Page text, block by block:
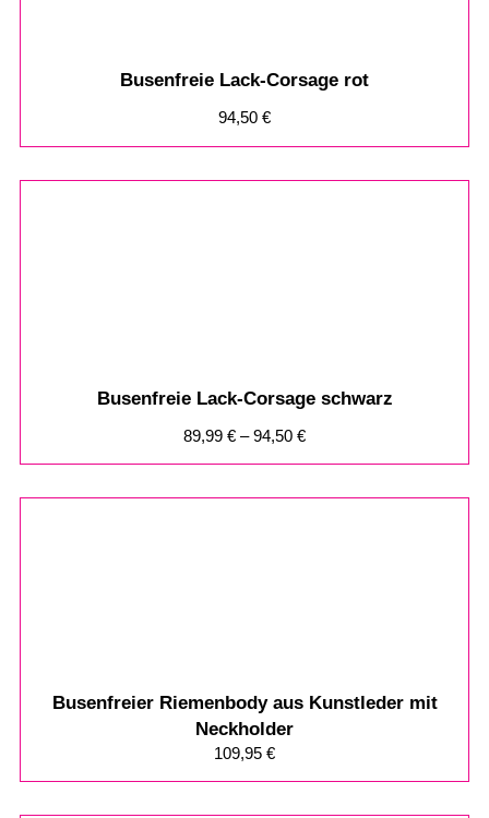
Busenfreie Lack-Corsage rot
94,50 €
Busenfreie Lack-Corsage schwarz
89,99 € –94,50 €
Busenfreier Riemenbody aus Kunstleder mit
Neckholder
109,95 €